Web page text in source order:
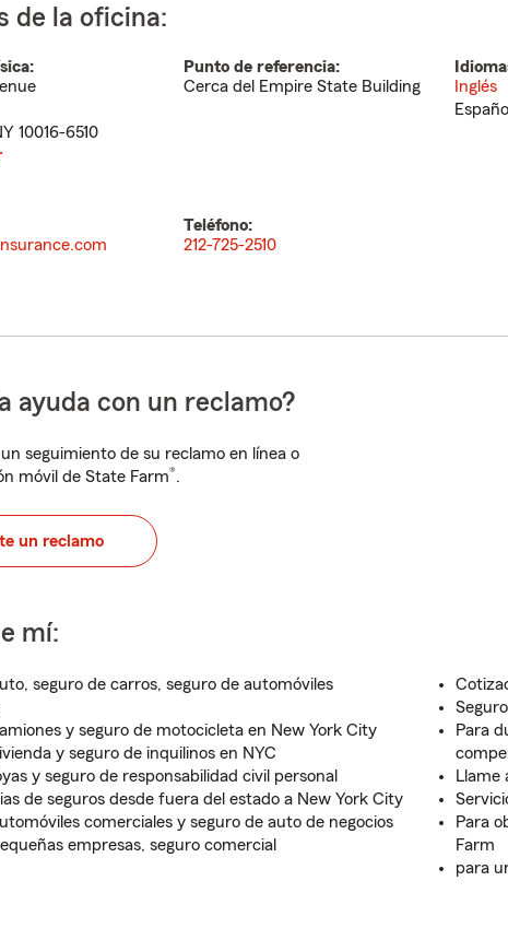
de la oficina:
10016-6510
Punto de referencia:
Cerca del Empire State Building
Inglés
Español
Teléfono:
212-725-2510
ayuda con un reclamo?
un seguimiento de su reclamo en línea o
móvil de State Farm®.
un reclamo
mí:
seguro de carros, seguro de automóviles
y seguro de motocicleta en New York City
y seguro de inquilinos en NYC
y seguro de responsabilidad civil personal
de seguros desde fuera del estado a New York City
comerciales y seguro de auto de negocios
empresas, seguro comercial
Para
Llame
Para
Farm
para